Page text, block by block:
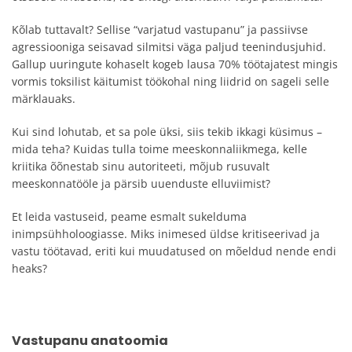
Kõlab tuttavalt? Sellise “varjatud vastupanu” ja passiivse
agressiooniga seisavad silmitsi väga paljud teenindusjuhid.
Gallup uuringute kohaselt kogeb lausa 70% töötajatest mingis
vormis toksilist käitumist töökohal ning liidrid on sageli selle
märklauaks.
Kui sind lohutab, et sa pole üksi, siis tekib ikkagi küsimus –
mida teha? Kuidas tulla toime meeskonnaliikmega, kelle
kriitika õõnestab sinu autoriteeti, mõjub rusuvalt
meeskonnatööle ja pärsib uuenduste elluviimist?
Et leida vastuseid, peame esmalt sukelduma
inimpsühholoogiasse. Miks inimesed üldse kritiseerivad ja
vastu töötavad, eriti kui muudatused on mõeldud nende endi
heaks?
Vastupanu anatoomia